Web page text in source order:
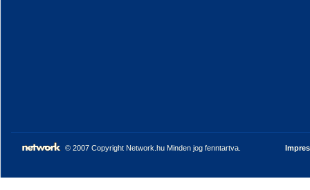
© 2007 Copyright Network.hu Minden jog fenntartva.